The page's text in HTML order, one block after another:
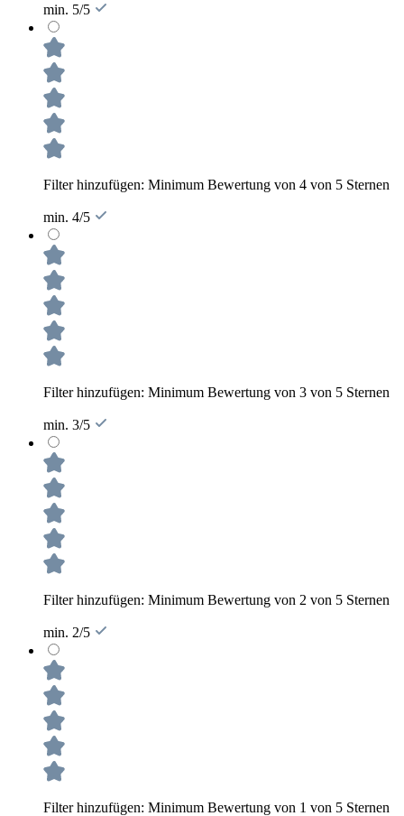
min. 5/5
Filter hinzufügen: Minimum Bewertung von 4 von 5 Sternen
min. 4/5
Filter hinzufügen: Minimum Bewertung von 3 von 5 Sternen
min. 3/5
Filter hinzufügen: Minimum Bewertung von 2 von 5 Sternen
min. 2/5
Filter hinzufügen: Minimum Bewertung von 1 von 5 Sternen